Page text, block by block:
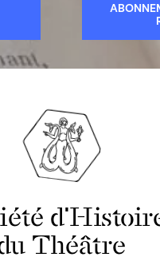
Théâtre